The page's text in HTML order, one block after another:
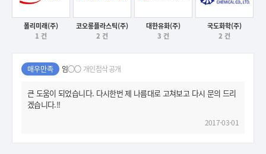
후기보기
폴리미래(주)
1 건
후기보기
코오롱플라스틱(주)
2 건
후기보기
대한유화(주)
3 건
후기보기
국도화학(주)
2 건
매우만족 임○○ 개인첨삭 공개
큰 도움이 되었습니다. 다시한번 제 나름대로 고쳐보고 다시 문의 드리
겠습니다.!!
2017-03-01